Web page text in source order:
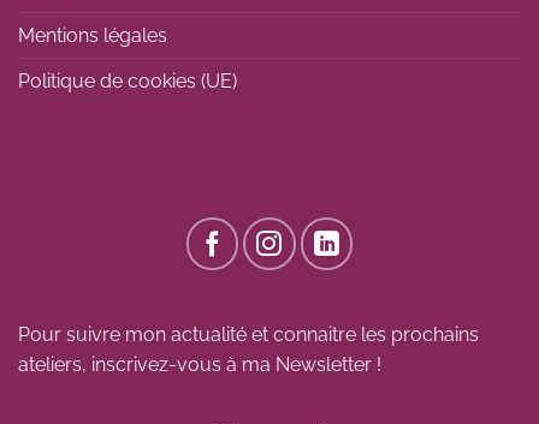
Mentions légales
Politique de cookies (UE)
Pour suivre mon actualité et connaitre les prochains
ateliers, inscrivez-vous à ma Newsletter !